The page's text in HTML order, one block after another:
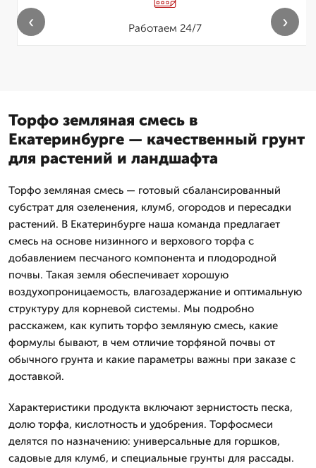
Работаем 24/7
‹ ›
Торфо земляная смесь в
Екатеринбурге — качественный грунт
для растений и ландшафта
Торфо земляная смесь — готовый сбалансированный
субстрат для озеленения, клумб, огородов и пересадки
растений. В Екатеринбурге наша команда предлагает
смесь на основе низинного и верхового торфа с
добавлением песчаного компонента и плодородной
почвы. Такая земля обеспечивает хорошую
воздухопроницаемость, влагозадержание и оптимальную
структуру для корневой системы. Мы подробно
расскажем, как купить торфо земляную смесь, какие
формулы бывают, в чем отличие торфяной почвы от
обычного грунта и какие параметры важны при заказе с
доставкой.
Характеристики продукта включают зернистость песка,
долю торфа, кислотность и удобрения. Торфосмеси
делятся по назначению: универсальные для горшков,
садовые для клумб, и специальные грунты для рассады.